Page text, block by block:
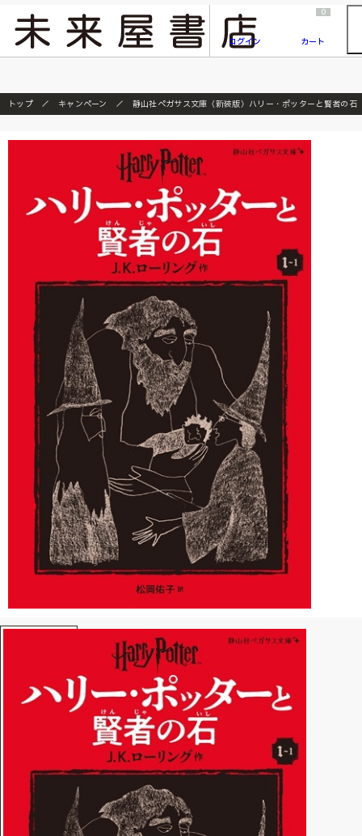
『ONE PIECE magazine 021 ONE PIECEカード付き同梱版』発売延期のご案内
ログイン
0
カート
トップ キャンペーン 静山社ペガサス文庫〈新装版〉ハリー・ポッターと賢者の